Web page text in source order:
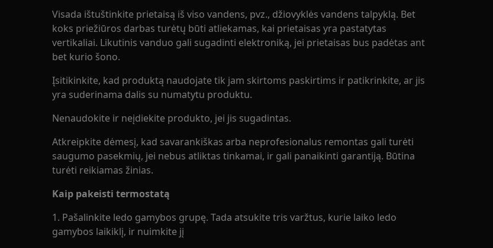
Visada ištuštinkite prietaisą iš viso vandens, pvz., džiovyklės vandens talpyklą. Bet
koks priežiūros darbas turėtų būti atliekamas, kai prietaisas yra pastatytas
vertikaliai. Likutinis vanduo gali sugadinti elektroniką, jei prietaisas bus padėtas ant
bet kurio šono.
Įsitikinkite, kad produktą naudojate tik jam skirtoms paskirtims ir patikrinkite, ar jis
yra suderinama dalis su numatytu produktu.
Nenaudokite ir neįdiekite produkto, jei jis sugadintas.
Atkreipkite dėmesį, kad savarankiškas arba neprofesionalus remontas gali turėti
saugumo pasekmių, jei nebus atliktas tinkamai, ir gali panaikinti garantiją. Būtina
turėti reikiamas žinias.
Kaip pakeisti termostatą
1. Pašalinkite ledo gamybos grupę. Tada atsukite tris varžtus, kurie laiko ledo
gamybos laikiklį, ir nuimkite jį